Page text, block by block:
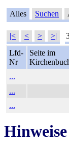
Alles Suchen
|< < > >|
Lfd-
Nr
Seite im
...
...
...